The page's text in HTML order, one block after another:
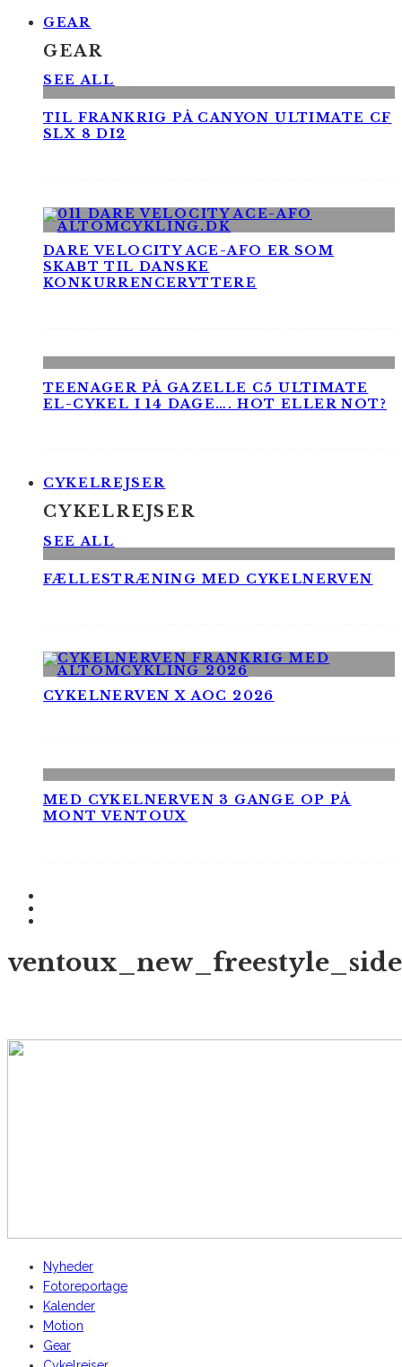
GEAR
GEAR
SEE ALL
TIL FRANKRIG PÅ CANYON ULTIMATE CF
SLX 8 DI2
DARE VELOCITY ACE-AFO ER SOM
SKABT TIL DANSKE
KONKURRENCERYTTERE
TEENAGER PÅ GAZELLE C5 ULTIMATE
EL-CYKEL I 14 DAGE…. HOT ELLER NOT?
CYKELREJSER
CYKELREJSER
SEE ALL
FÆLLESTRÆNING MED CYKELNERVEN
CYKELNERVEN X AOC 2026
MED CYKELNERVEN 3 GANGE OP PÅ
MONT VENTOUX
Nyheder
Fotoreportage
Kalender
Motion
Gear